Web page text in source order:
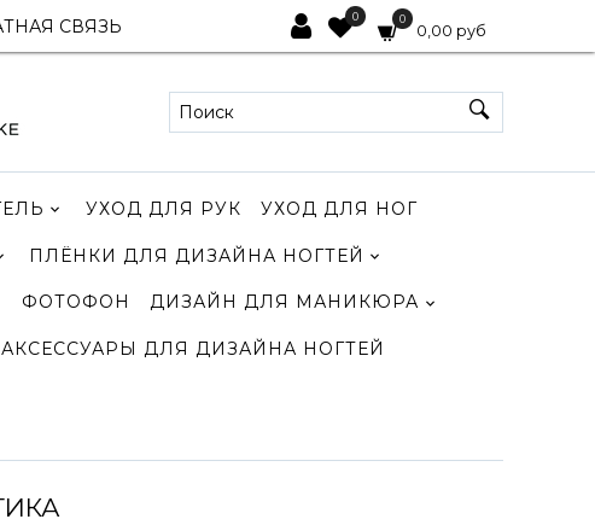
СВЯЗЬ 0 0
0,00 руб
УХОД ДЛЯ РУК УХОД ДЛЯ НОГ
ПЛЁНКИ ДЛЯ ДИЗАЙНА НОГТЕЙ
ФОТОФОН ДИЗАЙН ДЛЯ МАНИКЮРА
АКСЕССУАРЫ ДЛЯ ДИЗАЙНА НОГТЕЙ